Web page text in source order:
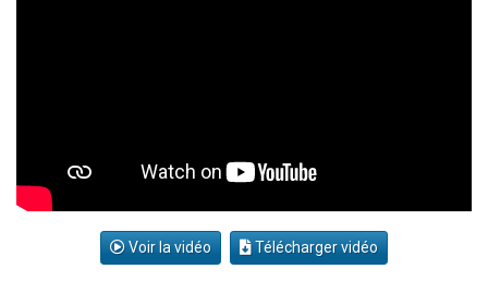
Voir la vidéo Télécharger vidéo